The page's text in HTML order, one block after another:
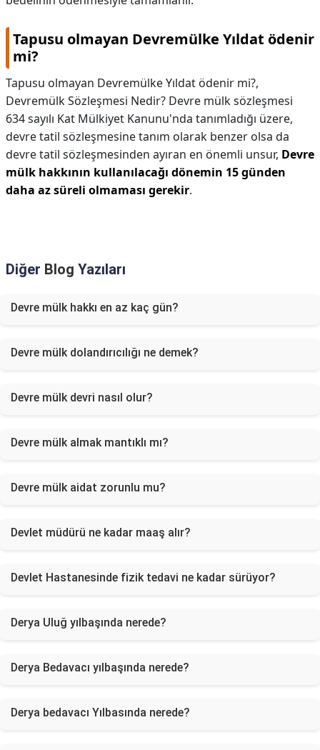
Tapusu olmayan Devremülke Yıldat ödenir
mi?
Tapusu olmayan Devremülke Yıldat ödenir mi?,
Devremülk Sözleşmesi Nedir? Devre mülk sözleşmesi
634 sayılı Kat Mülkiyet Kanunu'nda tanımladığı üzere,
devre tatil sözleşmesine tanım olarak benzer olsa da
devre tatil sözleşmesinden ayıran en önemli unsur, Devre
mülk hakkının kullanılacağı dönemin 15 günden
daha az süreli olmaması gerekir.
Diğer Blog Yazıları
Devre mülk hakkı en az kaç gün?
Devre mülk dolandırıcılığı ne demek?
Devre mülk devri nasıl olur?
Devre mülk almak mantıklı mı?
Devre mülk aidat zorunlu mu?
Devlet müdürü ne kadar maaş alır?
Devlet Hastanesinde fizik tedavi ne kadar sürüyor?
Derya Uluğ yılbaşında nerede?
Derya Bedavacı yılbaşında nerede?
Derya bedavacı Yılbasında nerede?